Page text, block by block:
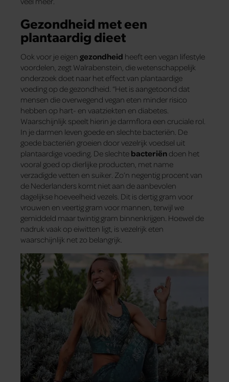
Gezondheid met een
plantaardig dieet
Ook voor je eigen gezondheid heeft een vegan lifestyle
voordelen, zegt Walrabenstein, die wetenschappelijk
onderzoek doet naar het effect van plantaardige
voeding op de gezondheid. “Het is aangetoond dat
mensen die overwegend vegan eten minder risico
hebben op hart- en vaatziekten en diabetes.
Waarschijnlijk speelt hierin je darmflora een cruciale rol.
In je darmen leven goede en slechte bacteriën. De
goede bacteriën groeien door vezelrijk voedsel uit
plantaardige voeding. De slechte bacteriën doen het
vooral goed op dierlijke producten, met name
verzadigde vetten en suiker. Zo’n negentig procent van
de Nederlanders komt niet aan de aanbevolen
dagelijkse hoeveelheid vezels. Dit is dertig gram voor
vrouwen en veertig gram voor mannen, terwijl we
gemiddeld maar twintig gram binnenkrijgen. Hoewel de
nadruk vaak op eiwitten ligt, is vezelrijk eten
waarschijnlijk net zo belangrijk.